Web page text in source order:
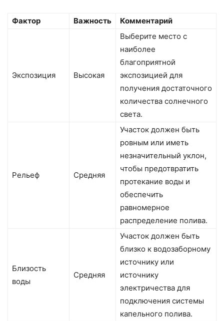
Фактор Важность Комментарий
Экспозиция Высокая
Выберите место с
наиболее
благоприятной
экспозицией для
получения достаточного
количества солнечного
света.
Рельеф Средняя
Участок должен быть
ровным или иметь
незначительный уклон,
чтобы предотвратить
протекание воды и
обеспечить
равномерное
распределение полива.
Близость
воды
Средняя
Участок должен быть
близко к водозаборному
источнику или
источнику
электричества для
подключения системы
капельного полива.